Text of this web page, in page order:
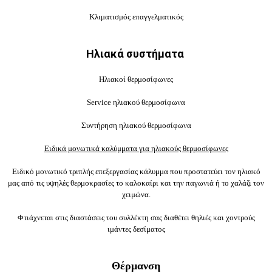
Κλιματισμός επαγγελματικός
Ηλιακά συστήματα
Ηλιακοί θερμοσίφωνες
Service ηλιακού θερμοσίφωνα
Συντήρηση ηλιακού θερμοσίφωνα
Ειδικά μονωτικά καλύμματα για ηλιακούς θερμοσίφωνες
Ειδικό μονωτικό τριπλής επεξεργασίας κάλυμμα που προστατεύει τον ηλιακό
μας από τις υψηλές θερμοκρασίες το καλοκαίρι και την παγωνιά ή το χαλάζι τον
χειμώνα.
Φτιάχνεται στις διαστάσεις του συλλέκτη σας διαθέτει θηλιές και χοντρούς
ιμάντες δεσίματος
Θέρμανση